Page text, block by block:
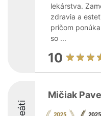
lekárstva.
zdravia a
pričom
so ...
10
Mičiak